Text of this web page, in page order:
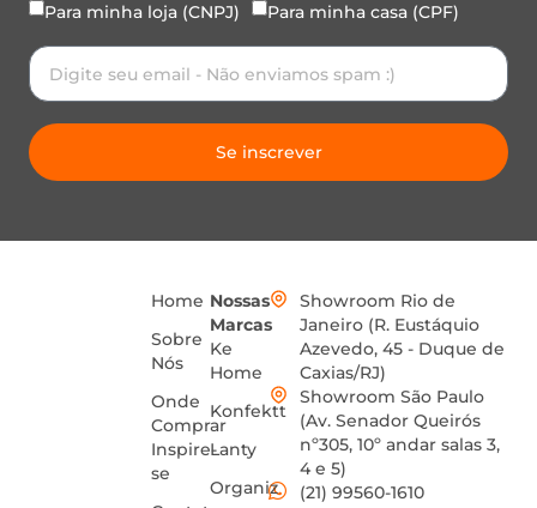
Para minha loja (CNPJ) Para minha casa (CPF)
Se inscrever
Home
Sobre
Nós
Onde
Comprar
Inspire-
se
Nossas
Marcas
Ke
Home
Konfektt
Lanty
Organiz
Showroom Rio de
Janeiro (R. Eustáquio
Azevedo, 45 - Duque de
Caxias/RJ)
Showroom São Paulo
(Av. Senador Queirós
nº305, 10º andar salas 3,
4 e 5)
(21) 99560-1610